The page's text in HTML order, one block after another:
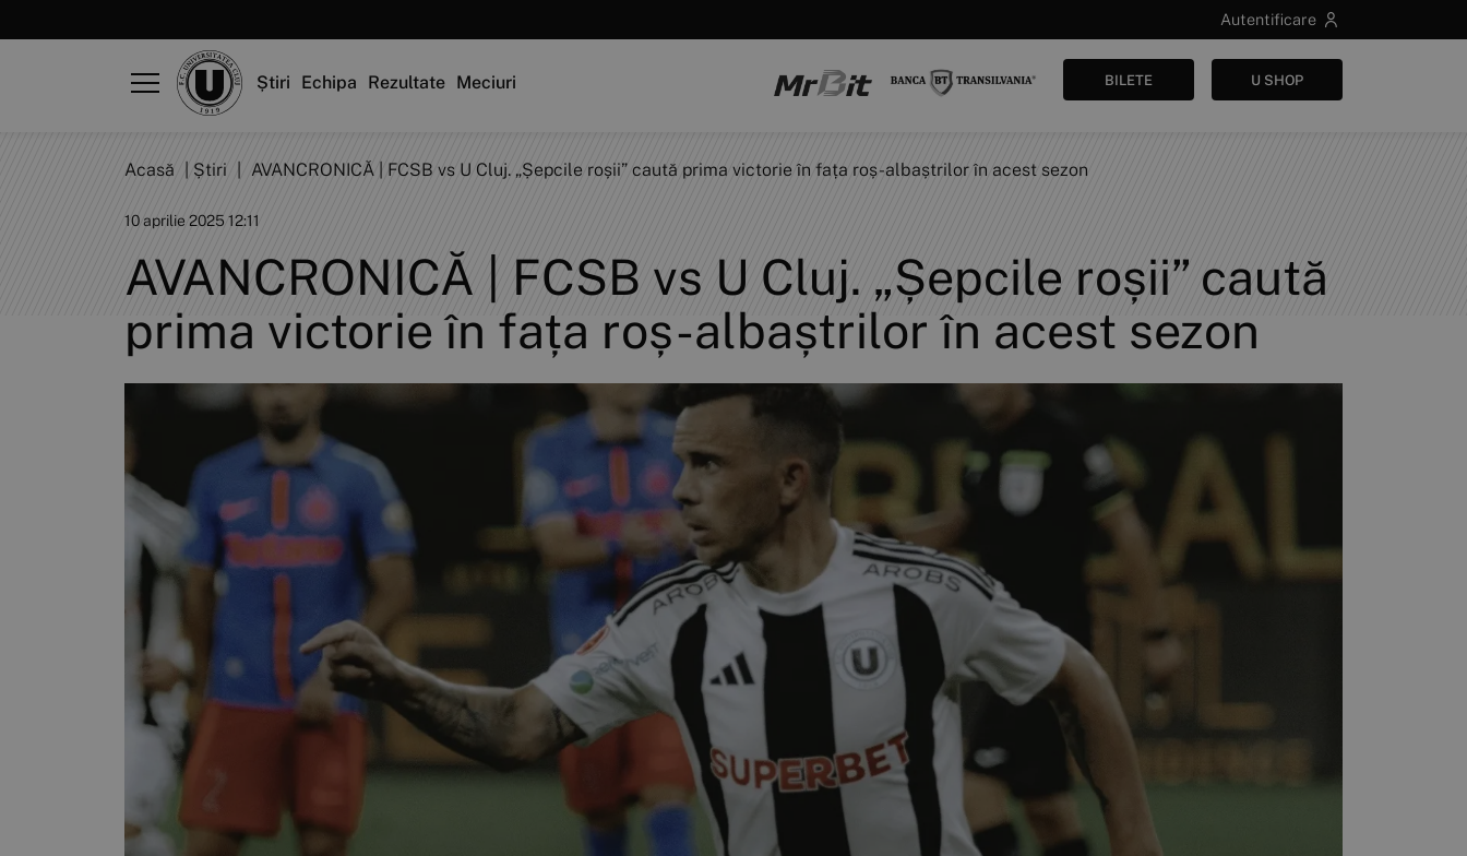
Autentificare
Știri Echipa Rezultate Meciuri BILETE U SHOP
Acasă Știri AVANCRONICĂ | FCSB vs U Cluj. „Șepcile roșii” caută prima victorie în fața roș-albaștrilor în acest sezon
10 aprilie 2025 12:11
AVANCRONICĂ | FCSB vs U Cluj. „Șepcile roșii” caută
prima victorie în fața roș-albaștrilor în acest sezon